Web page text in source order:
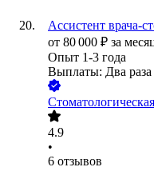
Ассистент врача-
от 80 000 ₽ за
Опыт 1-3 года
Выплаты: Два раза
4.9
•
6 отзывов